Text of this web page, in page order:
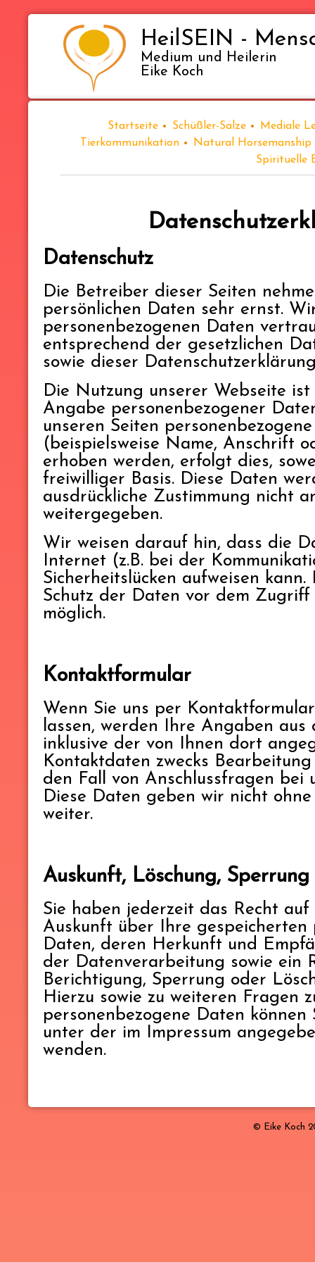
HeilSEIN -
Medium und Heilerin
Eike Koch
Startseite Schüßler-Salze
Mediale
Tierkommunikation
Natural Horsemanship
Spirituelle
Datenschutz
Die Betreiber dieser Seiten
persönlichen Daten sehr ernst.
personenbezogenen Daten
entsprechend der gesetzlichen
sowie dieser
Die Nutzung unserer Webseite
Angabe personenbezogener
unseren Seiten
(beispielsweise Name, Anschrift
erhoben werden, erfolgt dies,
freiwilliger Basis. Diese Daten
ausdrückliche Zustimmung nicht
weitergegeben.
Wir weisen darauf hin, dass die
Internet (z.B. bei der
Sicherheitslücken aufweisen kann.
Schutz der Daten vor dem
möglich.
Kontaktformular
Wenn Sie uns per
lassen, werden Ihre Angaben
inklusive der von Ihnen dort
Kontaktdaten zwecks
den Fall von Anschlussfragen bei
Diese Daten geben wir nicht
weiter.
Auskunft, Löschung, Sperrung
Sie haben jederzeit das Recht
Auskunft über Ihre gespeicherten
Daten, deren Herkunft und
der Datenverarbeitung sowie ein
Berichtigung, Sperrung oder
Hierzu sowie zu weiteren Fragen
personenbezogene Daten können
unter der im Impressum
wenden.
© Eike Koch